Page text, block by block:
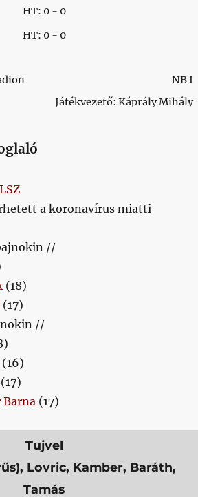
HT: 0 - 0
HT: 0 - 0
NB I
Játékvezető: Káprály Mihály
a koronavírus miatti
//
(18)
(17)
//
(16)
(17)
(17)
Tujvel
Lovric, Kamber, Baráth,
Tamás